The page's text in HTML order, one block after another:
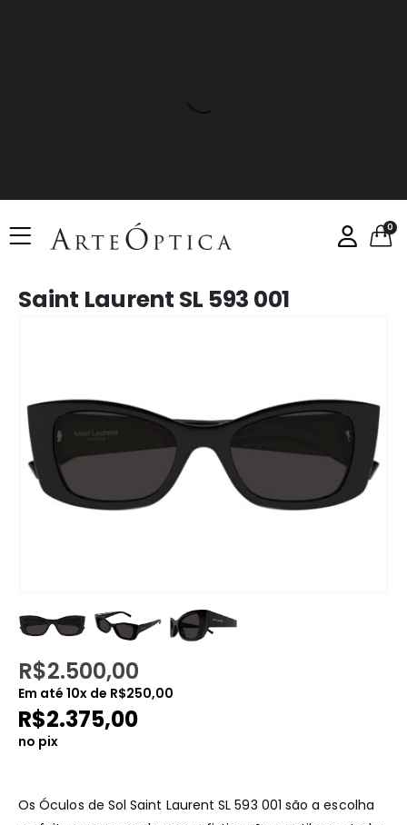
0
Saint Laurent SL 593 001
R$2.500,00
Em até 10x de R$250,00
R$2.375,00
no pix
Os Óculos de Sol Saint Laurent SL 593 001 são a escolha